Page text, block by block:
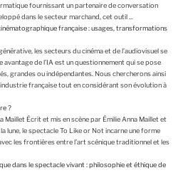
fournissant un partenaire de conversation
dans le secteur marchand, cet outil ...
française : usages, transformations
les secteurs du cinéma et de l’audiovisuel se
de l’IA est un questionnement qui se pose
grandes ou indépendantes. Nous chercherons ainsi
française tout en considérant son évolution à
?
Maillet Écrit et mis en scène par Émilie Anna Maillet et
lune, le spectacle To Like or Not incarne une forme
les frontières entre l’art scénique traditionnel et les
dans le spectacle vivant : philosophie et éthique de